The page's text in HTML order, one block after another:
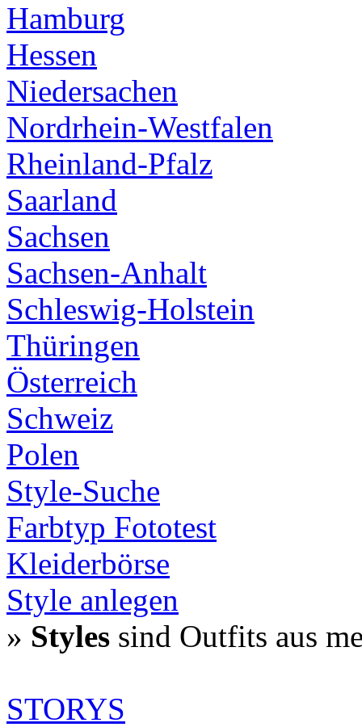
Hamburg
Hessen
Niedersachen
Nordrhein-Westfalen
Rheinland-Pfalz
Saarland
Sachsen
Sachsen-Anhalt
Schleswig-Holstein
Thüringen
Österreich
Schweiz
Polen
Style-Suche
Farbtyp Fototest
Kleiderbörse
Style anlegen
» Styles sind Outfits aus
STORYS